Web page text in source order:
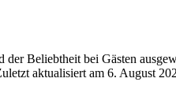
Beliebtheit bei Gästen
aktualisiert am 6. August